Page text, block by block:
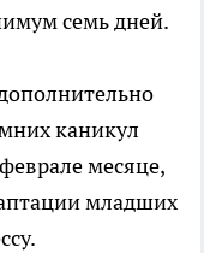
семь дней.
каникул
месяце,
младших